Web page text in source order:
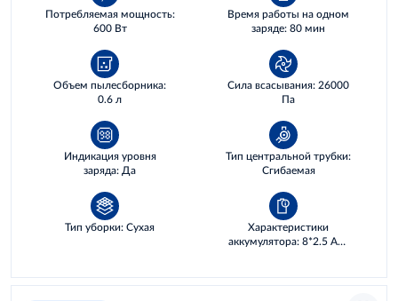
Потребляемая мощность:
600 Вт
Время работы на одном
заряде: 80 мин
Объем пылесборника:
0.6 л
Сила всасывания: 26000
Па
Индикация уровня
заряда: Да
Тип центральной трубки:
Сгибаемая
Тип уборки: Сухая
Характеристики
аккумулятора: 8*2.5 AH,